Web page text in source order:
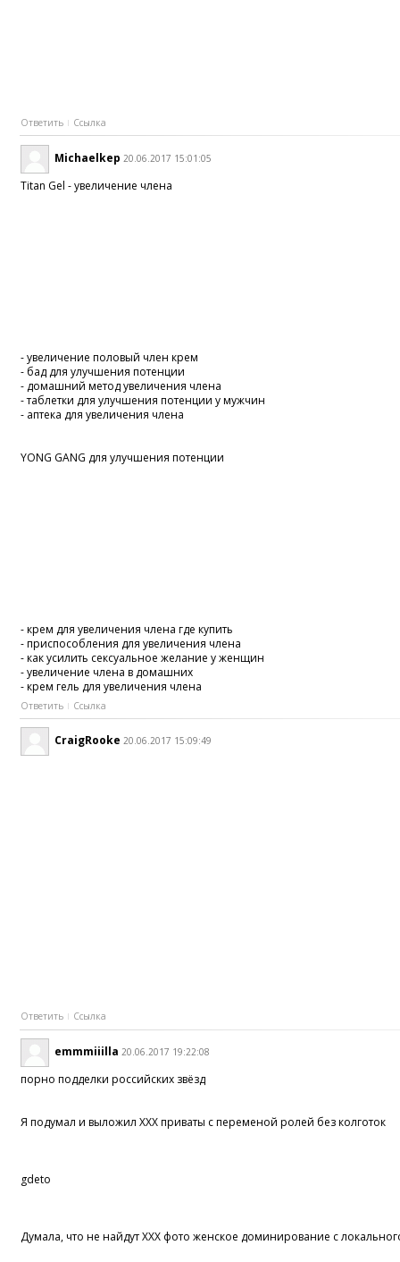
Ответить Ссылка
Michaelkep 20.06.2017 15:01:05
Titan Gel - увеличение члена
- увеличение половый член крем
- бад для улучшения потенции
- домашний метод увеличения члена
- таблетки для улучшения потенции у мужчин
- аптека для увеличения члена
YONG GANG для улучшения потенции
- крем для увеличения члена где купить
- приспособления для увеличения члена
- как усилить сексуальное желание у женщин
- увеличение члена в домашних
- крем гель для увеличения члена
Ответить Ссылка
CraigRooke 20.06.2017 15:09:49
Ответить Ссылка
emmmiiilla 20.06.2017 19:22:08
порно подделки российских звёзд
Я подумал и выложил XXX приваты с переменой ролей без колготок
gdeto
Думала, что не найдут XXX фото женское доминирование с